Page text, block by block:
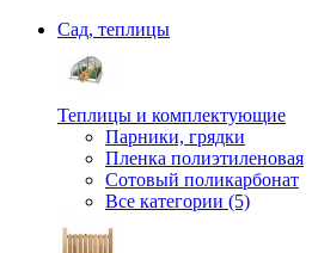
Сад, теплицы
Теплицы и комплектующие
Парники, грядки
Пленка полиэтиленовая
Сотовый поликарбонат
Все категории (5)